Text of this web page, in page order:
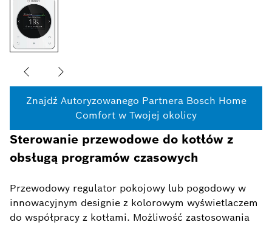
Znajdź Autoryzowanego Partnera Bosch Home
Comfort w Twojej okolicy
Sterowanie przewodowe do kotłów z
obsługą programów czasowych
Przewodowy regulator pokojowy lub pogodowy w
innowacyjnym designie z kolorowym wyświetlaczem
do współpracy z kotłami. Możliwość zastosowania